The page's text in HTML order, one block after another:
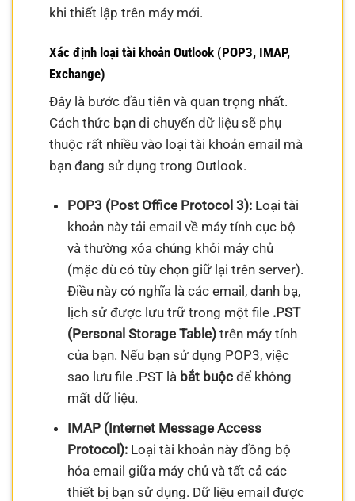
khi thiết lập trên máy mới.
Xác định loại tài khoản Outlook (POP3, IMAP,
Exchange)
Đây là bước đầu tiên và quan trọng nhất.
Cách thức bạn di chuyển dữ liệu sẽ phụ
thuộc rất nhiều vào loại tài khoản email mà
bạn đang sử dụng trong Outlook.
POP3 (Post Office Protocol 3):Loại tài
khoản này tải email về máy tính cục bộ
và thường xóa chúng khỏi máy chủ
(mặc dù có tùy chọn giữ lại trên server).
Điều này có nghĩa là các email, danh bạ,
lịch sử được lưu trữ trong một file .PST
(Personal Storage Table)trên máy tính
của bạn. Nếu bạn sử dụng POP3, việc
sao lưu file .PST là bắt buộcđể không
mất dữ liệu.
IMAP (Internet Message Access
Protocol):Loại tài khoản này đồng bộ
hóa email giữa máy chủ và tất cả các
thiết bị bạn sử dụng. Dữ liệu email được